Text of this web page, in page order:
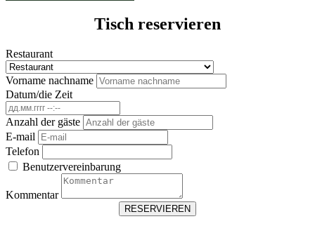
Tisch reservieren
Restaurant
Vorname nachname
Datum/die Zeit
Anzahl der gäste
E-mail
Telefon
Benutzervereinbarung
Kommentar
RESERVIEREN